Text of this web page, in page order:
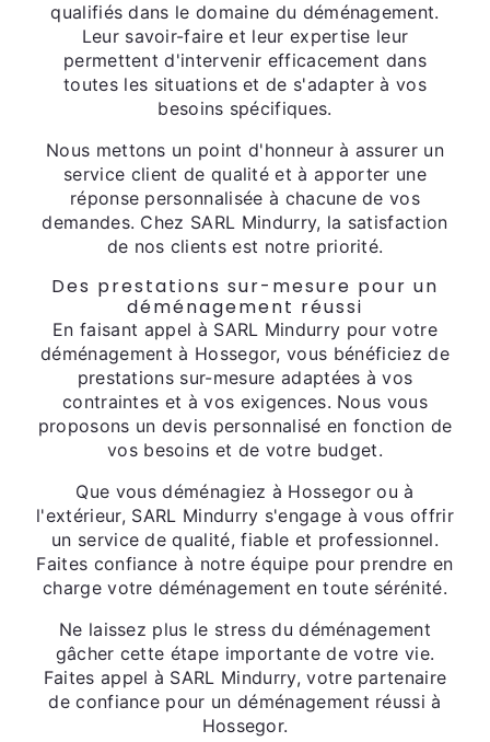
qualifiés dans le domaine du déménagement.
Leur savoir-faire et leur expertise leur
permettent d'intervenir efficacement dans
toutes les situations et de s'adapter à vos
besoins spécifiques.
Nous mettons un point d'honneur à assurer un
service client de qualité et à apporter une
réponse personnalisée à chacune de vos
demandes. Chez SARL Mindurry, la satisfaction
de nos clients est notre priorité.
Des prestations sur-mesure pour un
déménagement réussi
En faisant appel à SARL Mindurry pour votre
déménagement à Hossegor, vous bénéficiez de
prestations sur-mesure adaptées à vos
contraintes et à vos exigences. Nous vous
proposons un devis personnalisé en fonction de
vos besoins et de votre budget.
Que vous déménagiez à Hossegor ou à
l'extérieur, SARL Mindurry s'engage à vous offrir
un service de qualité, fiable et professionnel.
Faites confiance à notre équipe pour prendre en
charge votre déménagement en toute sérénité.
Ne laissez plus le stress du déménagement
gâcher cette étape importante de votre vie.
Faites appel à SARL Mindurry, votre partenaire
de confiance pour un déménagement réussi à
Hossegor.